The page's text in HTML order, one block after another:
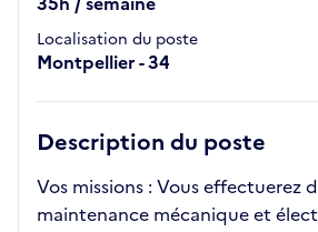
Localisation du poste
Montpellier - 34
Description du poste
Vos missions : Vous effectuerez
maintenance mécanique et